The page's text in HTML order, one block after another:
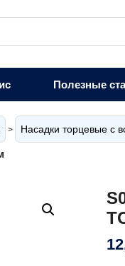
Полезные
> Насадки торцевые с